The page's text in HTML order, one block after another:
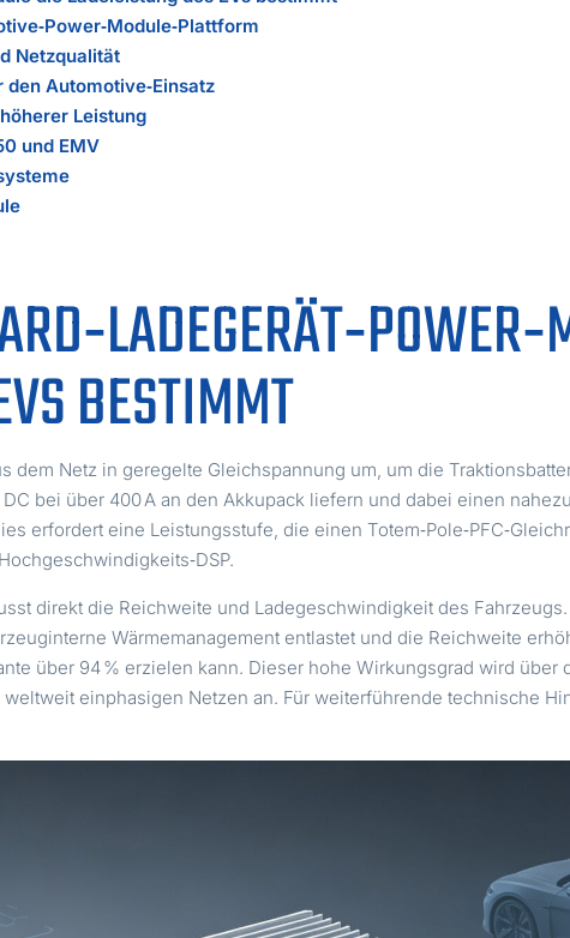
Netzqualität
Automotive‑Einsatz
Leistung
und EMV
BESTIMMT
dem Netz in geregelte Gleichspannung um, um die
DC bei über 400 A an den Akkupack liefern und dabei einen
erfordert eine Leistungsstufe, die einen
direkt die Reichweite und Ladegeschwindigkeit des
Wärmemanagement entlastet und die Reichweite
über 94 % erzielen kann. Dieser hohe Wirkungsgrad wird
weltweit einphasigen Netzen an. Für weiterführende technische